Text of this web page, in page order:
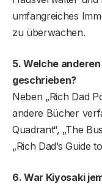
umfangreiches
zu überwachen.
5. Welche
geschrieben?
Neben „Rich Dad
andere Bücher
Quadrant“, „The
„Rich Dad’s Guide
6. War Kiyosaki